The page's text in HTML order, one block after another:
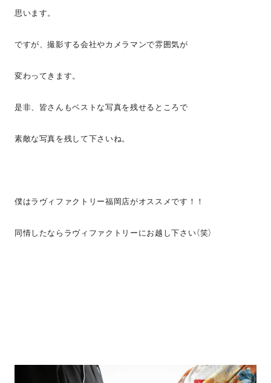
思います。
ですが、撮影する会社やカメラマンで雰囲気が
変わってきます。
是非、皆さんもベストな写真を残せるところで
素敵な写真を残して下さいね。
僕はラヴィファクトリー福岡店がオススメです！！
同情したならラヴィファクトリーにお越し下さい（笑）